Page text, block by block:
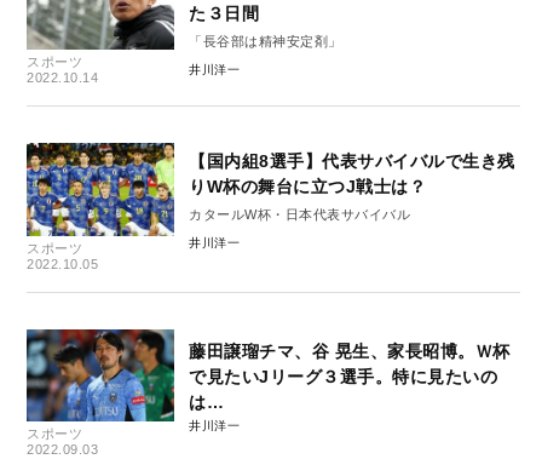
スポーツ
2022.10.14
た３日間
「長谷部は精神安定剤」
井川洋一
スポーツ
2022.10.05
【国内組8選手】代表サバイバルで生き残
りW杯の舞台に立つJ戦士は？
カタールW杯・日本代表サバイバル
井川洋一
スポーツ
2022.09.03
藤田譲瑠チマ、谷 晃生、家長昭博。Ｗ杯
で見たいJリーグ３選手。特に見たいの
は…
井川洋一